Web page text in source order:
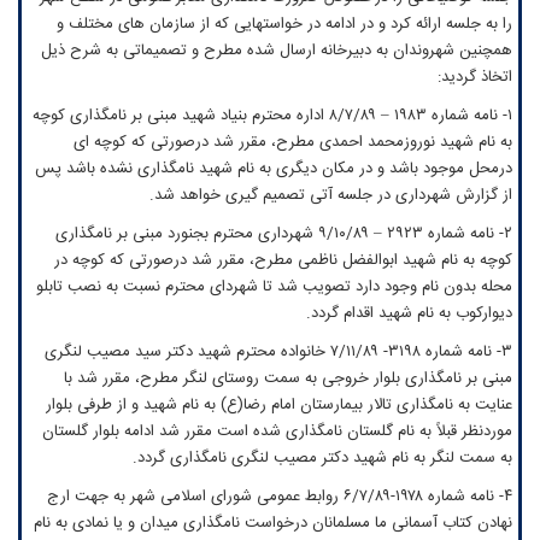
را به جلسه ارائه کرد و در ادامه در خواستهایی که از سازمان های مختلف و
همچنین شهروندان به دبیرخانه ارسال شده مطرح و تصمیماتی به شرح ذیل
اتخاذ گردید:
۱- نامه شماره ۱۹۸۳ – ۸/۷/۸۹ اداره محترم بنیاد شهید مبنی بر نامگذاری کوچه
به نام شهید نوروزمحمد احمدی مطرح، مقرر شد درصورتی که کوچه ای
درمحل موجود باشد و در مکان دیگری به نام شهید نامگذاری نشده باشد پس
از گزارش شهرداری در جلسه آتی تصمیم گیری خواهد شد.
۲- نامه شماره ۲۹۲۳ – ۹/۱۰/۸۹ شهرداری محترم بجنورد مبنی بر نامگذاری
کوچه به نام شهید ابوالفضل ناظمی مطرح، مقرر شد درصورتی که کوچه در
محله بدون نام وجود دارد تصویب شد تا شهردای محترم نسبت به نصب تابلو
دیوارکوب به نام شهید اقدام گردد.
۳- نامه شماره ۳۱۹۸- ۷/۱۱/۸۹ خانواده محترم شهید دکتر سید مصیب لنگری
مبنی بر نامگذاری بلوار خروجی به سمت روستای لنگر مطرح، مقرر شد با
عنایت به نامگذاری تالار بیمارستان امام رضا(ع) به نام شهید و از طرفی بلوار
موردنظر قبلاً به نام گلستان نامگذاری شده است مقرر شد ادامه بلوار گلستان
به سمت لنگر به نام شهید دکتر مصیب لنگری نامگذاری گردد.
۴- نامه شماره ۱۹۷۸-۶/۷/۸۹ روابط عمومی شورای اسلامی شهر به جهت ارج
نهادن کتاب آسمانی ما مسلمانان درخواست نامگذاری میدان و یا نمادی به نام